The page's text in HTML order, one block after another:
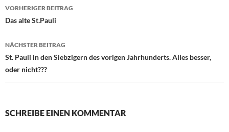
Beitragsnavigation
VORHERIGER BEITRAG
Das alte St.Pauli
NÄCHSTER BEITRAG
St. Pauli in den Siebzigern des vorigen Jahrhunderts. Alles besser,
oder nicht???
SCHREIBE EINEN KOMMENTAR